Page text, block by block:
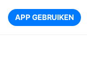
APP GEBRUIKEN